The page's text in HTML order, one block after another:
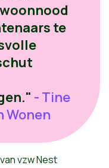
te
- Tine
Wonen
vzw Nest